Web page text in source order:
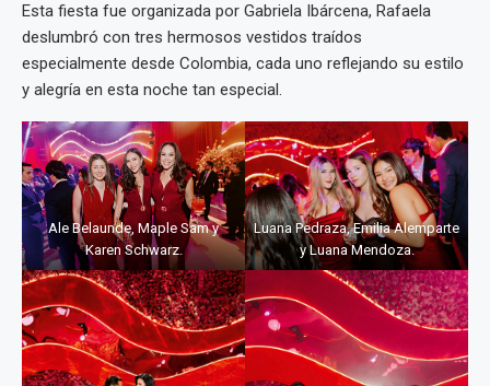
Esta fiesta fue organizada por Gabriela Ibárcena, Rafaela
deslumbró con tres hermosos vestidos traídos
especialmente desde Colombia, cada uno reflejando su estilo
y alegría en esta noche tan especial.
Ale Belaunde, Maple Sam y
Karen Schwarz.
Luana Pedraza, Emilia Alemparte
y Luana Mendoza.